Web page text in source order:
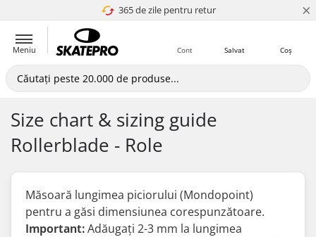
365 de zile pentru retur
4.8 a 5 ×
Meniu Coș
Salvat
Cont
Size chart & sizing guide
Rollerblade - Role
Măsoară lungimea piciorului (Mondopoint)
pentru a găsi dimensiunea corespunzătoare.
Important:Adăugați 2-3 mm la lungimea